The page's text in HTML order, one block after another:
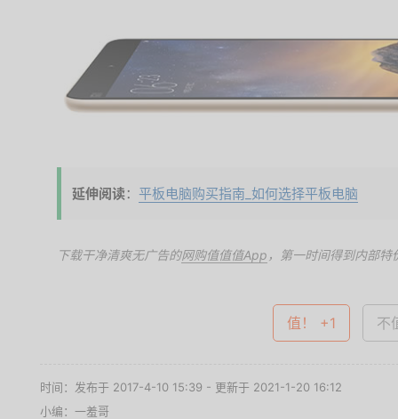
延伸阅读： 平板电脑购买指南_如何选择平板电脑
下载干净清爽无广告的网购值值值App ，第一时间得到内部特
值！ +1 不
时间：发布于 2017-4-10 15:39 - 更新于 2021-1-20 16:12
小编：一羞哥